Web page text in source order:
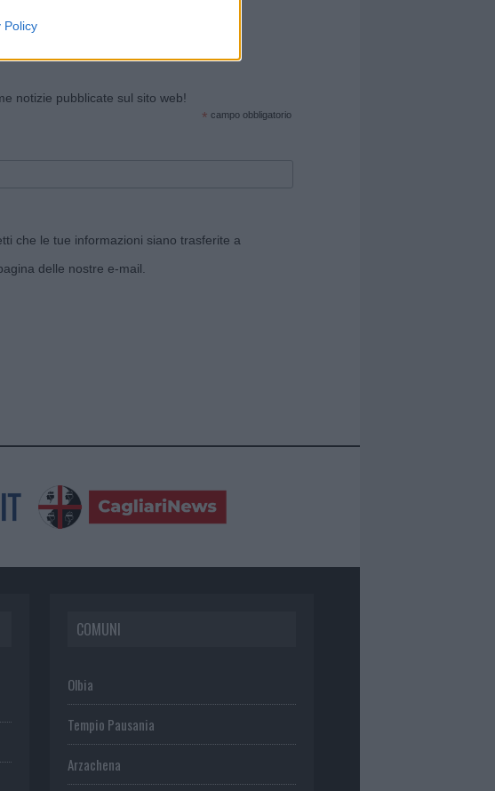
Policy
notizie pubblicate sul sito web!
* campo obbligatorio
che le tue informazioni siano trasferite a
delle nostre e-mail.
COMUNI
Olbia
Tempio Pausania
Arzachena